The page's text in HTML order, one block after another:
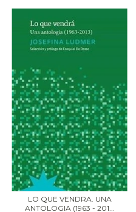
LO QUE VENDRA. UNA
ANTOLOGIA (1963 - 201...